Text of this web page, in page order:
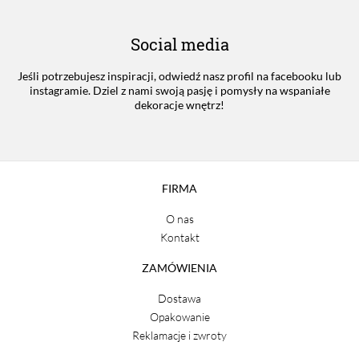
Social media
Jeśli potrzebujesz inspiracji, odwiedź nasz profil na facebooku lub
instagramie. Dziel z nami swoją pasję i pomysły na wspaniałe
dekoracje wnętrz!
FIRMA
O nas
Kontakt
ZAMÓWIENIA
Dostawa
Opakowanie
Reklamacje i zwroty